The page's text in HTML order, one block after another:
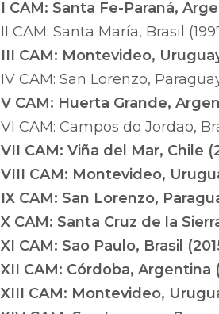
I CAM: Santa Fe-Paraná,
II CAM: Santa María, Brasil
III CAM: Montevideo,
IV CAM: San Lorenzo,
V CAM: Huerta Grande,
VI CAM: Campos do Jordao,
VII CAM: Viña del Mar, Chile
VIII CAM: Montevideo,
IX CAM: San Lorenzo,
X CAM: Santa Cruz de la
XI CAM: Sao Paulo, Brasil
XII CAM: Córdoba, Argentina
XIII CAM: Montevideo,